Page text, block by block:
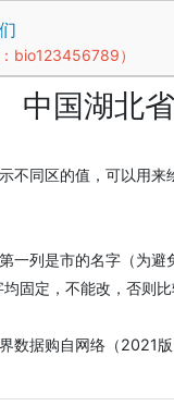
bio123456789）
中国湖北
不同区的值，可以用来
一列是市的名字（为避
均固定，不能改，否则
数据购自网络（2021